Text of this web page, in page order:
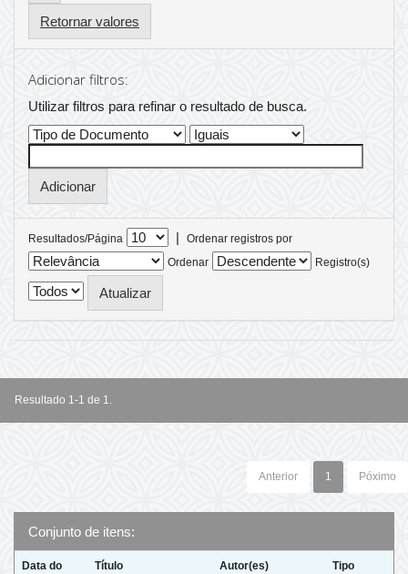
Retornar valores
Adicionar filtros:
Utilizar filtros para refinar o resultado de busca.
Resultados/Página |
Ordenar registros por
Ordenar
Registro(s)
Resultado 1-1 de 1.
Anterior 1 Póximo
Conjunto de itens:
Data do
Título Autor(es) Tipo